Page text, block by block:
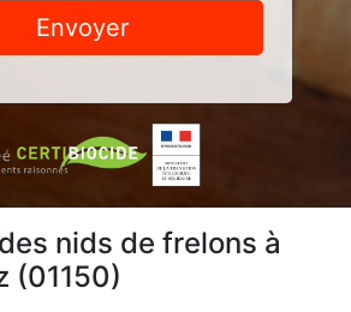
Envoyer
nids de frelons à
(01150)